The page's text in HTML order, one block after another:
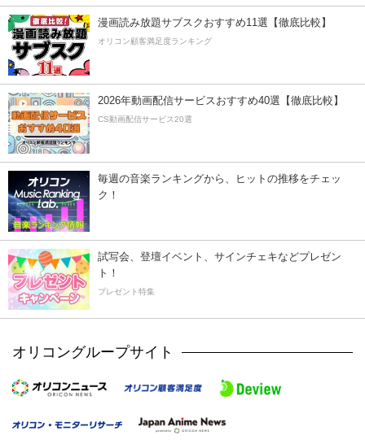
漫画読み放題サブスクおすすめ11選【徹底比較】
オリコン顧客満足度ランキング
2026年動画配信サービスおすすめ40選【徹底比較】
CS動画配信サービス20選
毎週の音楽ランキングから、ヒットの推移をチェッ
ク！
試写会、登壇イベント、サインチェキなどプレゼン
ト！
プレゼント特集
オリコングループサイト